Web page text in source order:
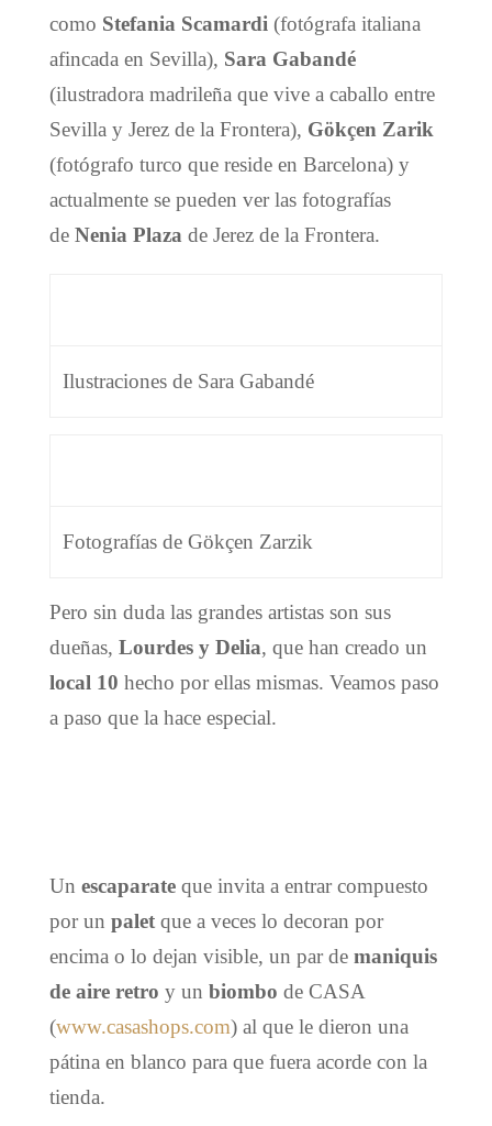
como Stefania Scamardi (fotógrafa italiana
afincada en Sevilla), Sara Gabandé
(ilustradora madrileña que vive a caballo entre
Sevilla y Jerez de la Frontera), Gökçen Zarik
(fotógrafo turco que reside en Barcelona) y
actualmente se pueden ver las fotografías
de Nenia Plaza de Jerez de la Frontera.
Ilustraciones de Sara Gabandé
Fotografías de Gökçen Zarzik
Pero sin duda las grandes artistas son sus
dueñas, Lourdes y Delia, que han creado un
local 10 hecho por ellas mismas. Veamos paso
a paso que la hace especial.
Un escaparateque invita a entrar compuesto
por un palet que a veces lo decoran por
encima o lo dejan visible, un par de maniquis
de aire retro y un biombo de CASA
(www.casashops.com) al que le dieron una
pátina en blanco para que fuera acorde con la
tienda.